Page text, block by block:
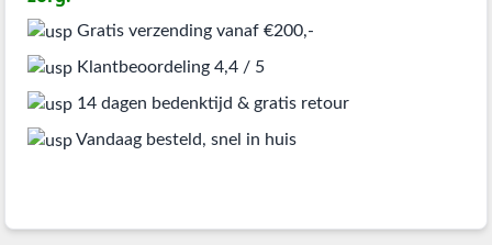
Gratis verzending vanaf €200,-
Klantbeoordeling 4,4 / 5
14 dagen bedenktijd & gratis retour
Vandaag besteld, snel in huis